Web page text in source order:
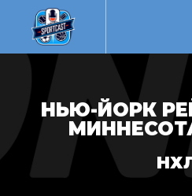
НЬЮ-ЙОРК